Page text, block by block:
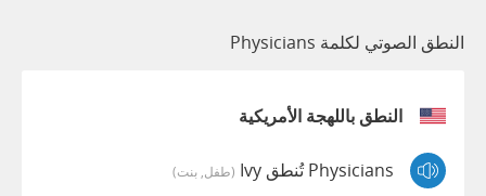
النطق الصوتي لكلمة Physicians
النطق باللهجة الأمريكية
Physicians تُنطق Ivy (طفل, بنت)